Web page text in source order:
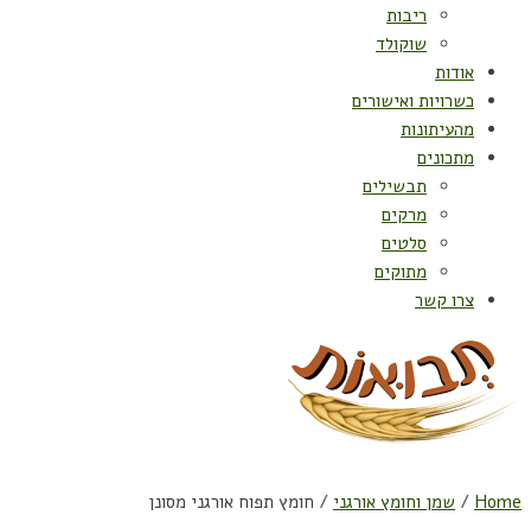
ריבות
שוקולד
אודות
כשרויות ואישורים
מהעיתונות
מתכונים
תבשילים
מרקים
סלטים
מתוקים
צרו קשר
Home
/ שמן וחומץ אורגני / חומץ תפוח אורגני מסונן